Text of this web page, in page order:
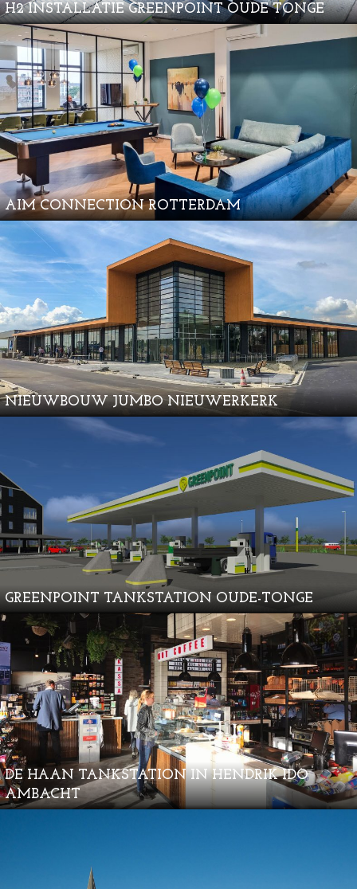
H2 INSTALLATIE GREENPOINT OUDE TONGE
AIM CONNECTION ROTTERDAM
NIEUWBOUW JUMBO NIEUWERKERK
GREENPOINT TANKSTATION OUDE-TONGE
DE HAAN TANKSTATION IN HENDRIK IDO
AMBACHT